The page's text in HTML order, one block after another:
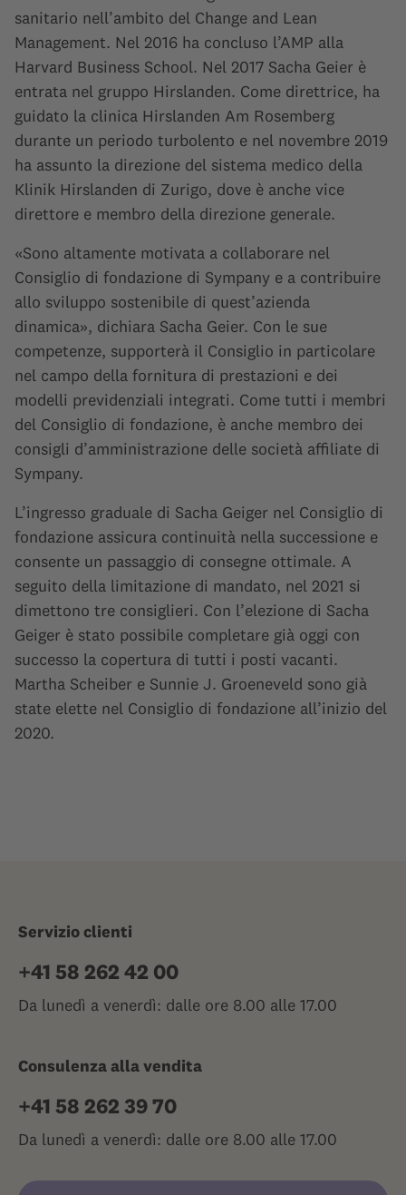
sanitario nell’ambito del Change and Lean
Management. Nel 2016 ha concluso l’AMP alla
Harvard Business School. Nel 2017 Sacha Geier è
entrata nel gruppo Hirslanden. Come direttrice, ha
guidato la clinica Hirslanden Am Rosemberg
durante un periodo turbolento e nel novembre 2019
ha assunto la direzione del sistema medico della
Klinik Hirslanden di Zurigo, dove è anche vice
direttore e membro della direzione generale.
«Sono altamente motivata a collaborare nel
Consiglio di fondazione di Sympany e a contribuire
allo sviluppo sostenibile di quest’azienda
dinamica», dichiara Sacha Geier. Con le sue
competenze, supporterà il Consiglio in particolare
nel campo della fornitura di prestazioni e dei
modelli previdenziali integrati. Come tutti i membri
del Consiglio di fondazione, è anche membro dei
consigli d’amministrazione delle società affiliate di
Sympany.
L’ingresso graduale di Sacha Geiger nel Consiglio di
fondazione assicura continuità nella successione e
consente un passaggio di consegne ottimale. A
seguito della limitazione di mandato, nel 2021 si
dimettono tre consiglieri. Con l’elezione di Sacha
Geiger è stato possibile completare già oggi con
successo la copertura di tutti i posti vacanti.
Martha Scheiber e Sunnie J. Groeneveld sono già
state elette nel Consiglio di fondazione all’inizio del
2020.
Servizio clienti
+41 58 262 42 00
Da lunedì a venerdì: dalle ore 8.00 alle 17.00
Consulenza alla vendita
+41 58 262 39 70
Da lunedì a venerdì: dalle ore 8.00 alle 17.00